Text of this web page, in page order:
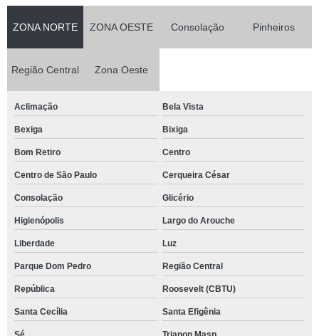
ZONA NORTE ZONA OESTE Consolação Pinheiros
Região Central Zona Oeste
Aclimação Bela Vista
Bexiga Bixiga
Bom Retiro Centro
Centro de São Paulo Cerqueira César
Consolação Glicério
Higienópolis Largo do Arouche
Liberdade Luz
Parque Dom Pedro Região Central
República Roosevelt (CBTU)
Santa Cecília Santa Efigênia